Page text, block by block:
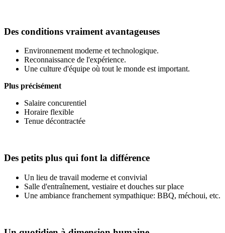
Des conditions vraiment avantageuses
Environnement moderne et technologique.
Reconnaissance de l'expérience.
Une culture d'équipe où tout le monde est important.
Plus précisément
Salaire concurentiel
Horaire flexible
Tenue décontractée
Des petits plus qui font la différence
Un lieu de travail moderne et convivial
Salle d'entraînement, vestiaire et douches sur place
Une ambiance franchement sympathique: BBQ, méchoui, etc.